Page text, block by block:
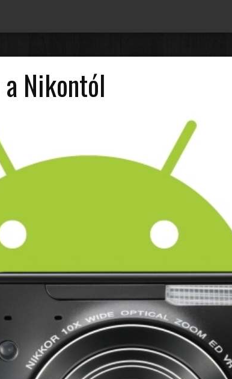
Nikontól